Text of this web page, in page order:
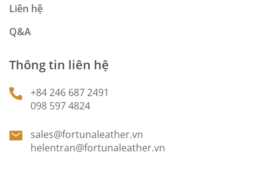
Liên hệ
Q&A
Thông tin liên hệ
+84 246 687 2491
098 597 4824
sales@fortunaleather.vn
helentran@fortunaleather.vn